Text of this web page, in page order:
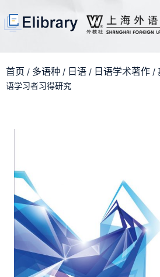
首页 / 多语种 / 日语 / 日语学术著作 /
语学习者习得研究